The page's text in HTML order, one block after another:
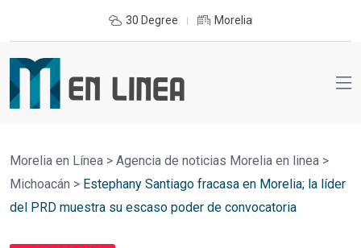
30 Degree Morelia
Morelia en Línea > Agencia de noticias Morelia en linea >
Michoacán > Estephany Santiago fracasa en Morelia; la líder
del PRD muestra su escaso poder de convocatoria